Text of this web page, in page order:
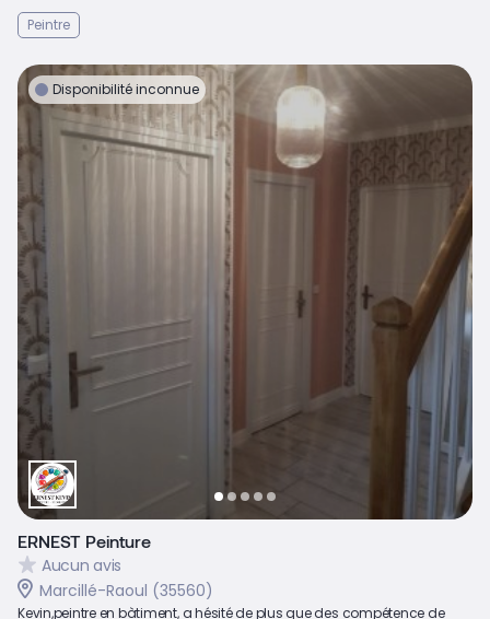
Peintre
Disponibilité inconnue
ERNEST Peinture
Aucun avis
Marcillé-Raoul (35560)
Kevin,peintre en bàtiment, a hésité de plus que des compétence de